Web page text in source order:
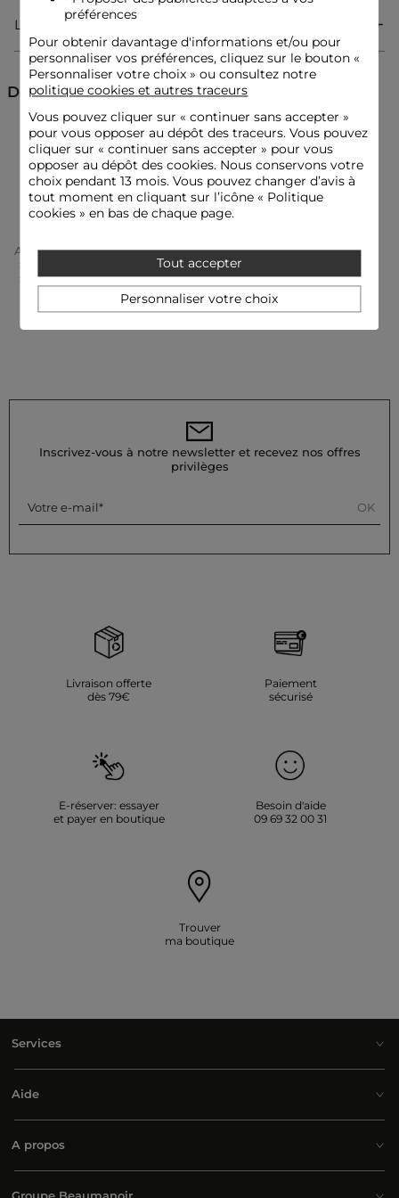
Robe longue
Forme droite
Col V
Manches courtes
Idées look
La robe fluide et fendue s'accompagne de sandales à talons
pour une allure féminine et raffinée.
Cette pièce longue droite se porte avec une veste courte
structurée, créant un contraste audacieux qui sublime la
silhouette.
Conseil entretien
température (maximum 110°) sans utiliser de vapeur,
Référence : 32536311048310900 261-RODIO.F
Couleur :Robes longues femme multicolore
Livraison & Retour
Découvrez aussi
Robes longues Robes de cérémonie
Robes droites Robes Robes imprimées
Accueil Vêtements Femme
Robes Femme
Robes Longues Femme
Robe Longue Fluide Multicolore Femme
Inscrivez-vous à notre newsletter et recevez nos offres
privilèges
Votre e-mail OK
Livraison offerte
dès 79€
Paiement
sécurisé
E-réserver: essayer
et payer en boutique
Besoin d'aide
09 69 32 00 31
Trouver
ma boutique
Services
Aide
A propos
Groupe Beaumanoir
préférences
Pour obtenir davantage d'informations et/ou pour
personnaliser vos préférences, cliquez sur le bouton «
Personnaliser votre choix » ou consultez notre
politique cookies et autres traceurs
Vous pouvez cliquer sur « continuer sans accepter»
pour vous opposer au dépôt des traceurs. Vous pouvez
cliquer sur « continuer sans accepter » pour vous
opposer au dépôt des cookies. Nous conservons votre
choix pendant 13 mois. Vous pouvez changer d’avis à
tout moment en cliquant sur l’icône « Politique
cookies » en bas de chaque page.
Tout accepter
Personnaliser votre choix